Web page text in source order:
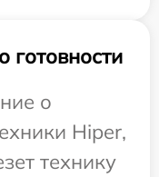
о
Hiper,
технику